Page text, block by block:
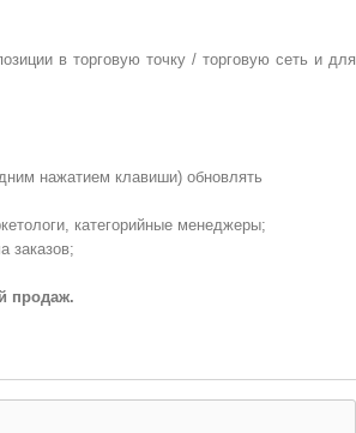
в торговую точку / торговую сеть и для
нажатием клавиши) обновлять
категорийные менеджеры;
заказов;
продаж.